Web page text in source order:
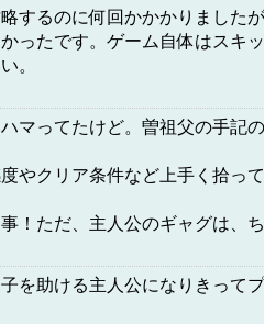
するのに何回かかかりました
ったです。ゲーム自体はスキ
。
マってたけど。曽祖父の手記
やクリア条件など上手く拾っ
！ただ、主人公のギャグは、
を助ける主人公になりきって